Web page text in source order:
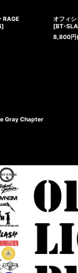
RAGE
]
オフィ
[BT-
8,800円
Gray Chapter